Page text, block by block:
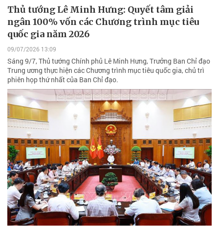
Thủ tướng Lê Minh Hưng: Quyết tâm giải
ngân 100% vốn các Chương trình mục tiêu
quốc gia năm 2026
09/07/2026 13:09
Sáng 9/7, Thủ tướng Chính phủ Lê Minh Hưng, Trưởng Ban Chỉ đạo
Trung ương thực hiện các Chương trình mục tiêu quốc gia, chủ trì
phiên họp thứ nhất của Ban Chỉ đạo.